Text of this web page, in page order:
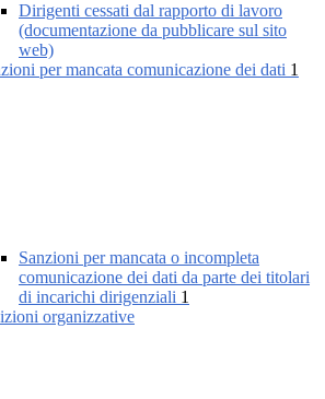
Dirigenti cessati dal rapporto di lavoro
(documentazione da pubblicare sul sito
web)
per mancata comunicazione dei dati 1
Sanzioni per mancata o incompleta
comunicazione dei dati da parte dei titolari
di incarichi dirigenziali 1
organizzative